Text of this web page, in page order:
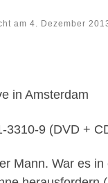
am 4. Dezember
in Amsterdam
3310-9 (DVD +
Mann. War es